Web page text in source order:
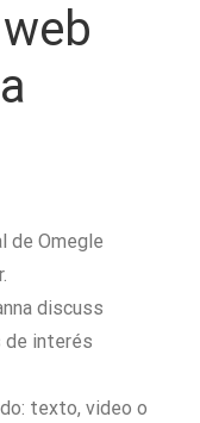
de Omegle
discuss
de interés
texto, video o